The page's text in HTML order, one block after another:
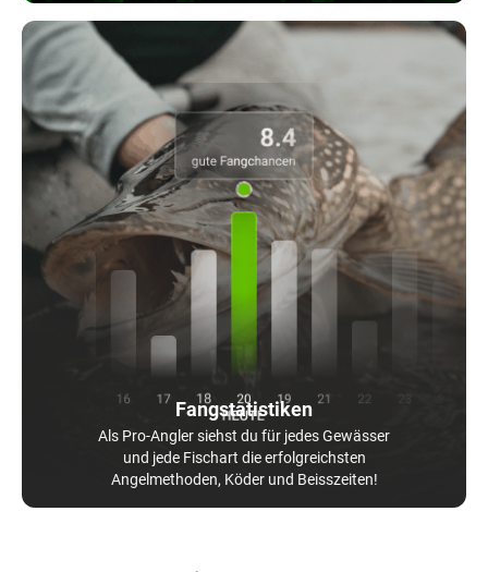
Fangstatistiken
Als Pro-Angler siehst du für jedes Gewässer
und jede Fischart die erfolgreichsten
Angelmethoden, Köder und Beisszeiten!